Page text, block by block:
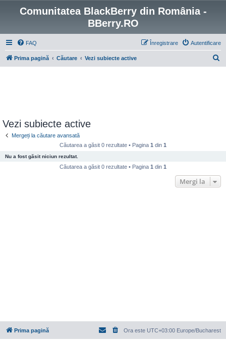
Comunitatea BlackBerry din România -
BBerry.RO
FAQ Autentificare
Înregistrare
Prima pagină Căutare Vezi subiecte active
Vezi subiecte active
Mergeți la căutare avansată
Căutarea a găsit 0 rezultate • Pagina 1 din 1
Nu a fost găsit niciun rezultat.
Căutarea a găsit 0 rezultate • Pagina 1 din 1
Mergi la
Prima pagină Ora este UTC+03:00 Europe/Bucharest